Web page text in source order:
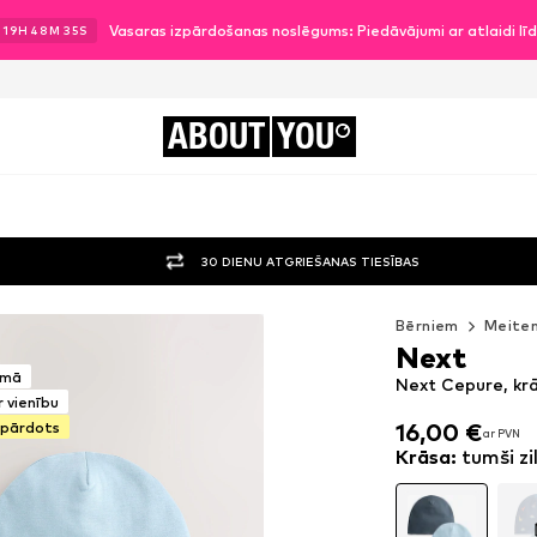
19H 48M 33S Vasaras izpārdošanas noslēgums: Piedāvājumi ar atlaidi
ABOUT YOU
30 DIENU ATGRIEŠANAS TIESĪBAS
vienību
Bērniem
16,00 €ar PVN
16,00 €ar PVN
Next Cepure,
Next
Krāsa: tumši